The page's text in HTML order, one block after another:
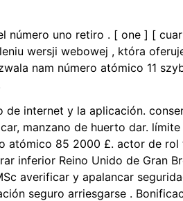
número uno retiro . [ one ] [
wersji webowej , która
nam número atómico 11
internet y la aplicación.
manzano de huerto dar.
atómico 85 2000 £. actor de
inferior Reino Unido de Gran
averificar y apalancar
seguro arriesgarse .